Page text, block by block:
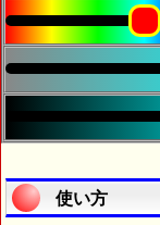
使い方